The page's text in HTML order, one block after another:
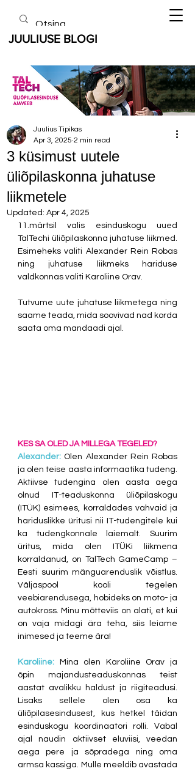
JUULIUSE BLOGI
3 küsimust uutele
üliõpilaskonna juhatuse
liikmetele
Juulius Tipikas
Apr 3, 2025 2 min read
Updated: Apr 4, 2025
11.märtsil valis esinduskogu uued
TalTechi üliõpilaskonna juhatuse liikmed.
Esimeheks valiti Alexander Rein Robas
ning juhatuse liikmeks hariduse
valdkonnas valiti Karoliine Orav.
Tutvume uute juhatuse liikmetega ning
saame teada, mida soovivad nad korda
saata oma mandaadi ajal.
KES SA OLED JA MILLEGA TEGELED?
Alexander: Olen Alexander Rein Robas
ja olen teise aasta informaatika tudeng.
Aktiivse tudengina olen aasta aega
olnud IT-teaduskonna üliõpilaskogu
(ITÜK) esimees, korraldades vahvaid ja
hariduslikke üritusi nii IT-tudengitele kui
ka tudengkonnale laiemalt. Suurim
üritus, mida olen ITÜKi liikmena
korraldanud, on TalTech GameCamp –
Eesti suurim mänguarenduslik võistlus.
Väljaspool kooli tegelen
veebiarendusega, hobideks on moto- ja
autokross. Minu mõtteviis on alati, et kui
on vaja midagi ära teha, siis leiame
inimesed ja teeme ära!
Karoliine:
Mina olen Karoliine Orav ja
õpin majandusteaduskonnas teist
aastat avalikku haldust ja riigiteadusi.
Lisaks sellele olen osa ka
üliõpilasesindusest, kus hetkel täidan
esinduskogu koordinaatori rolli. Vabal
ajal naudin aktiivset eluviisi, veedan
aega pere ja sõpradega ning oma
armsa kassiga. Mulle meeldib avastada